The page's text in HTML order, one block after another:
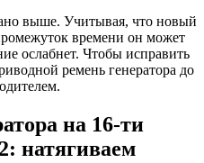
выше. Учитывая, что новый
времени он может
ослабнет. Чтобы исправить
ремень генератора до
на 16-ти
натягиваем